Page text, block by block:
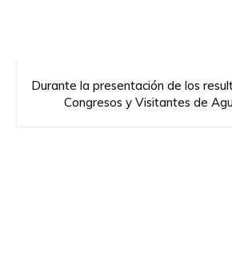
Durante la presentación de los
Congresos y Visitantes de